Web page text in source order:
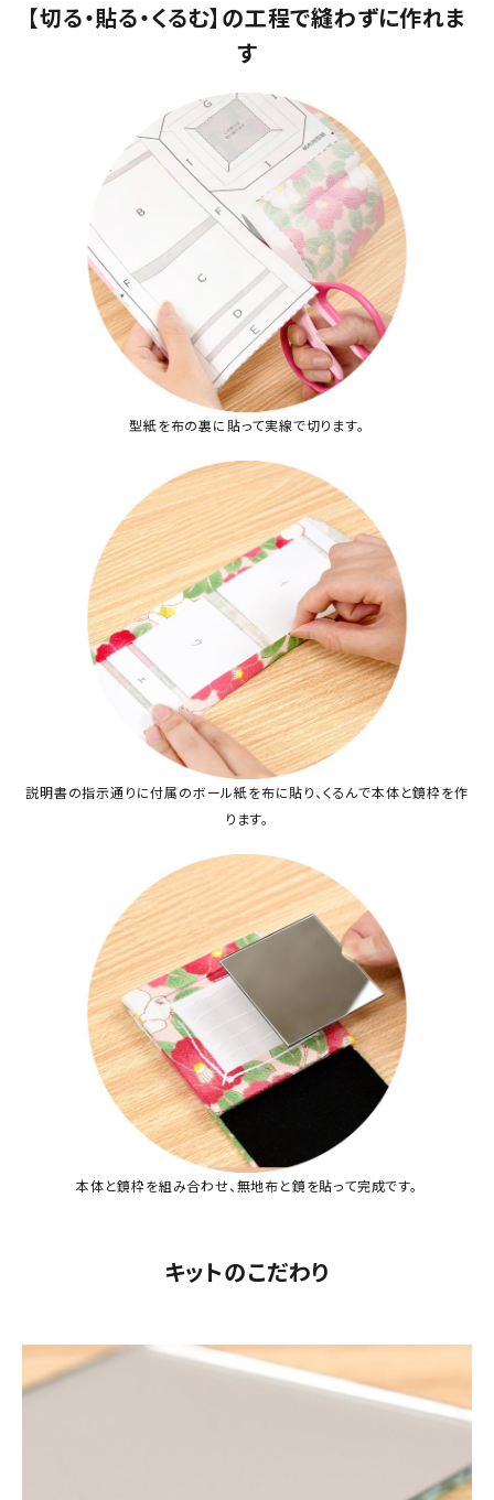
【切る・貼る・くるむ】の工程で縫わずに作れま
す
型紙を布の裏に貼って実線で切ります。
説明書の指示通りに付属のボール紙を布に貼り、くるんで本体と鏡枠を作
ります。
本体と鏡枠を組み合わせ、無地布と鏡を貼って完成です。
キットのこだわり